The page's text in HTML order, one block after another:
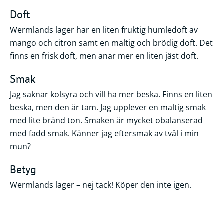
Doft
Wermlands lager har en liten fruktig humledoft av
mango och citron samt en maltig och brödig doft. Det
finns en frisk doft, men anar mer en liten jäst doft.
Smak
Jag saknar kolsyra och vill ha mer beska. Finns en liten
beska, men den är tam. Jag upplever en maltig smak
med lite bränd ton. Smaken är mycket obalanserad
med fadd smak. Känner jag eftersmak av tvål i min
mun?
Betyg
Wermlands lager – nej tack! Köper den inte igen.